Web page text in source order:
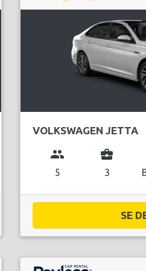
VOLKSWAGEN JETTA
group
5
business_center
3
SE